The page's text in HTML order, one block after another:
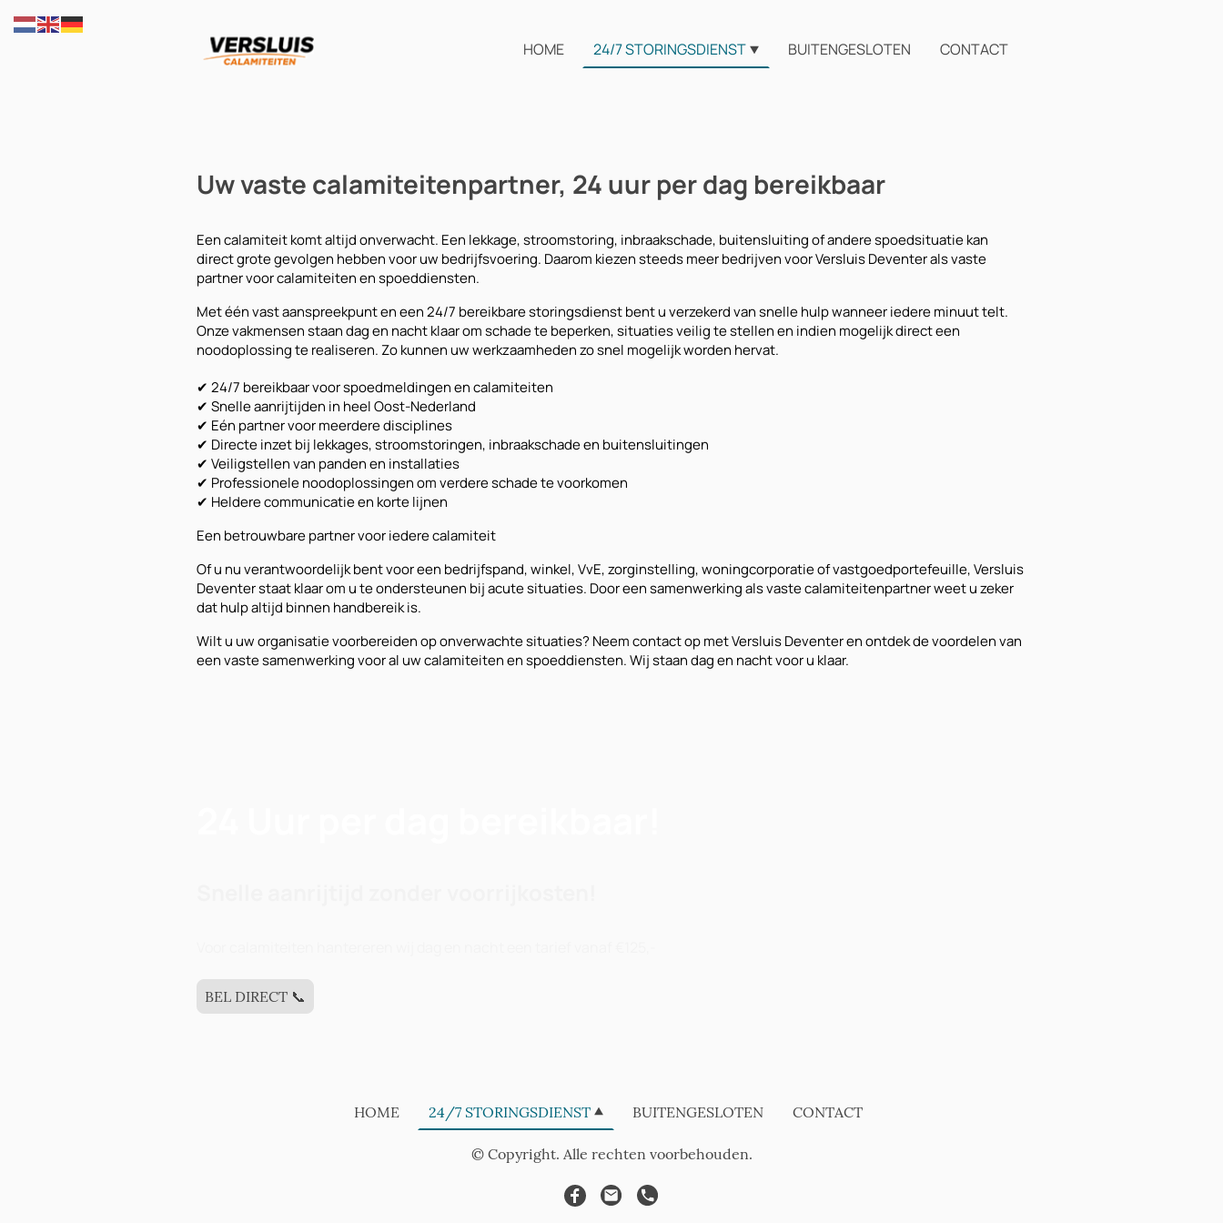
HOME 24/7 STORINGSDIENST BUITENGESLOTEN CONTACT
Uw vaste calamiteitenpartner, 24 uur per dag bereikbaar
Een calamiteit komt altijd onverwacht. Een lekkage, stroomstoring, inbraakschade, buitensluiting of andere spoedsituatie kan
direct grote gevolgen hebben voor uw bedrijfsvoering. Daarom kiezen steeds meer bedrijven voor Versluis Deventer als vaste
partner voor calamiteiten en spoeddiensten.
Met één vast aanspreekpunt en een 24/7 bereikbare storingsdienst bent u verzekerd van snelle hulp wanneer iedere minuut telt.
Onze vakmensen staan dag en nacht klaar om schade te beperken, situaties veilig te stellen en indien mogelijk direct een
noodoplossing te realiseren. Zo kunnen uw werkzaamheden zo snel mogelijk worden hervat.
✔ 24/7 bereikbaar voor spoedmeldingen en calamiteiten
✔ Snelle aanrijtijden in heel Oost-Nederland
✔ Eén partner voor meerdere disciplines
✔ Directe inzet bij lekkages, stroomstoringen, inbraakschade en buitensluitingen
✔ Veiligstellen van panden en installaties
✔ Professionele noodoplossingen om verdere schade te voorkomen
✔ Heldere communicatie en korte lijnen
Een betrouwbare partner voor iedere calamiteit
Of u nu verantwoordelijk bent voor een bedrijfspand, winkel, VvE, zorginstelling, woningcorporatie of vastgoedportefeuille, Versluis
Deventer staat klaar om u te ondersteunen bij acute situaties. Door een samenwerking als vaste calamiteitenpartner weet u zeker
dat hulp altijd binnen handbereik is.
Wilt u uw organisatie voorbereiden op onverwachte situaties? Neem contact op met Versluis Deventer en ontdek de voordelen van
een vaste samenwerking voor al uw calamiteiten en spoeddiensten. Wij staan dag en nacht voor u klaar.
BEL DIRECT 📞
HOME 24/7 STORINGSDIENST BUITENGESLOTEN CONTACT
© Copyright. Alle rechten voorbehouden.